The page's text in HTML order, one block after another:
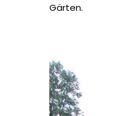
Gärten.